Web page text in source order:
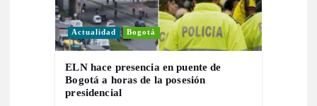
Actualidad Bogotá
ELN hace presencia en puente de
Bogotá a horas de la posesión
presidencial